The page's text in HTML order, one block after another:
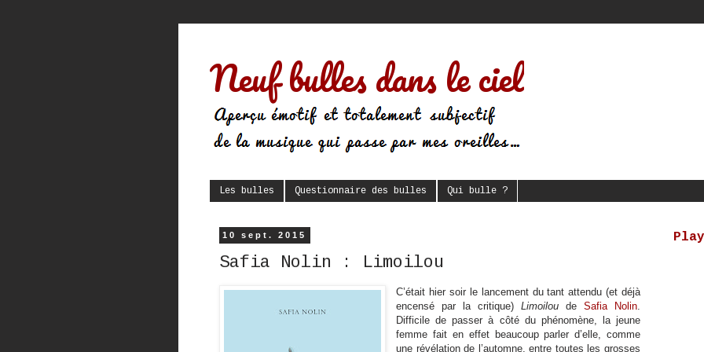
Neuf bulles dans le ciel
Les bulles Questionnaire des bulles Qui bulle ?
10 sept. 2015
Safia Nolin : Limoilou
C’était hier soir le lancement du tant attendu (et déjà
encensé par la critique)Limoilou deSafia Nolin.
Difficile de passer à côté du phénomène, la jeune
femme fait en effet beaucoup parler d’elle, comme
une révélation de l’automne, entre toutes les grosses